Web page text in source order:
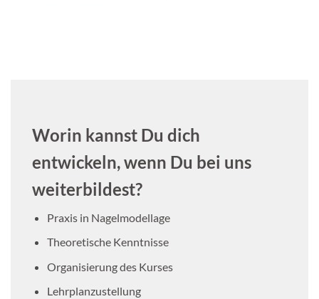
Worin kannst Du dich
entwickeln, wenn Du bei uns
weiterbildest?
Praxis in Nagelmodellage
Theoretische Kenntnisse
Organisierung des Kurses
Lehrplanzustellung